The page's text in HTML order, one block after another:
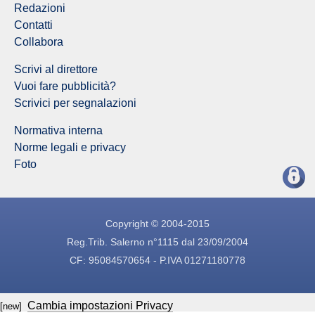
Redazioni
Contatti
Collabora
Scrivi al direttore
Vuoi fare pubblicità?
Scrivici per segnalazioni
Normativa interna
Norme legali e privacy
Foto
Copyright © 2004-2015
Reg.Trib. Salerno n°1115 dal 23/09/2004
CF: 95084570654 - P.IVA 01271180778
[new] Cambia impostazioni Privacy